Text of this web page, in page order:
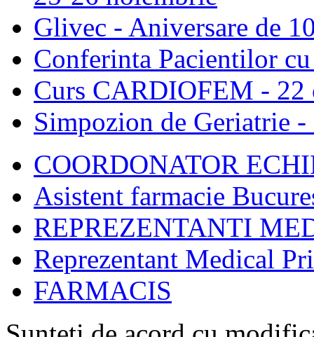
Glivec - Aniversare de
Conferinta Pacientilor
Curs CARDIOFEM - 22
Simpozion de Geriatrie
COORDONATOR
Asistent farmacie
REPREZENTANTI
Reprezentant Medical
FARMACIS